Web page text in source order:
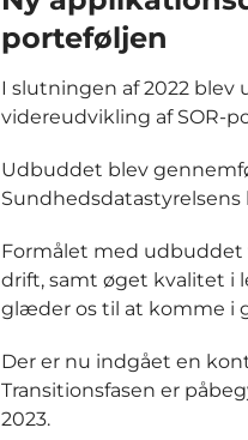
porteføljen
I slutningen af 2022 blev
videreudvikling af SOR-
Udbuddet blev
Formålet med udbuddet
drift, samt øget kvalitet i
glæder os til at komme i
Der er nu indgået en
Transitionsfasen er
2023.